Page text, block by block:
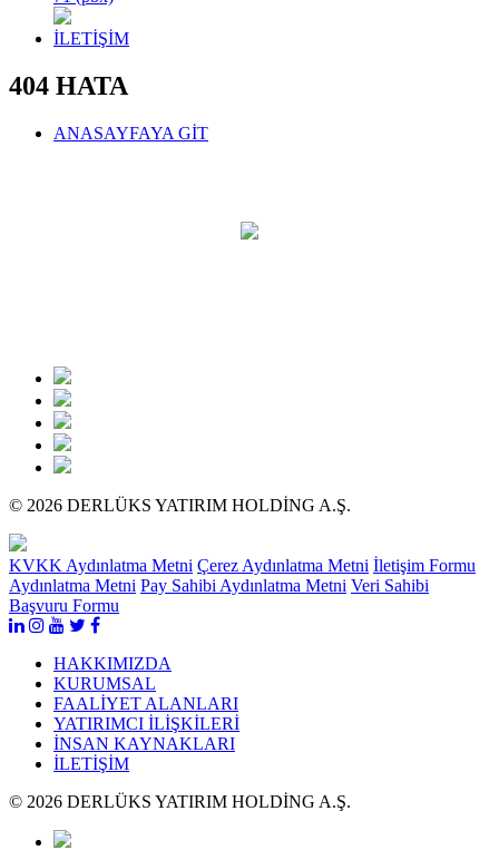
İLETİŞİM
404 HATA
ANASAYFAYA GİT
© 2026 DERLÜKS YATIRIM HOLDİNG A.Ş.
KVKK Aydınlatma Metni Çerez Aydınlatma Metni İletişim Formu
Aydınlatma Metni Pay Sahibi Aydınlatma Metni Veri Sahibi
Başvuru Formu
HAKKIMIZDA
KURUMSAL
FAALİYET ALANLARI
YATIRIMCI İLİŞKİLERİ
İNSAN KAYNAKLARI
İLETİŞİM
© 2026 DERLÜKS YATIRIM HOLDİNG A.Ş.